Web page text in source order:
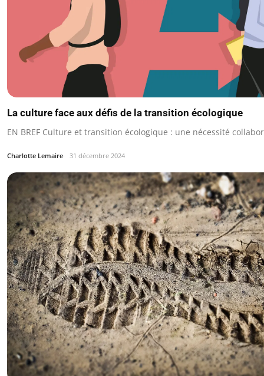
La culture face aux défis de la transition écologique
EN BREF Culture et transition écologique : une nécessité
Charlotte Lemaire 31 décembre 2024